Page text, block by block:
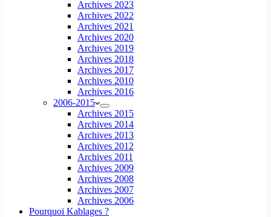
Archives 2023
Archives 2022
Archives 2021
Archives 2020
Archives 2019
Archives 2018
Archives 2017
Archives 2010
Archives 2016
2006-2015
Archives 2015
Archives 2014
Archives 2013
Archives 2012
Archives 2011
Archives 2009
Archives 2008
Archives 2007
Archives 2006
Pourquoi Kablages ?